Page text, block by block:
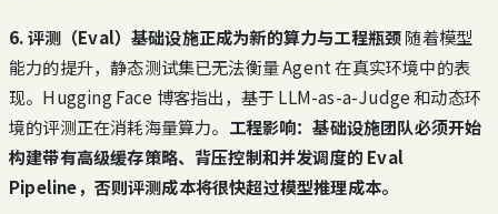
6. 评测（Eval）基础设施正成为新的算力与工程瓶颈随着模型
能力的提升，静态测试集已无法衡量 Agent 在真实环境中的表
现。Hugging Face 博客指出，基于 LLM-as-a-Judge 和动态环
境的评测正在消耗海量算力。 工程影响：基础设施团队必须开始
构建带有高级缓存策略、背压控制和并发调度的 Eval
Pipeline，否则评测成本将很快超过模型推理成本。